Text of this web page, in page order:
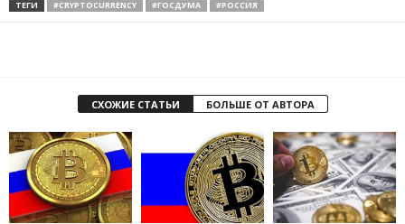
ТЕГИ
#CRYPTOCURRENCY #ГОСДУМА #РОССИЯ
СХОЖИЕ СТАТЬИ БОЛЬШЕ ОТ АВТОРА